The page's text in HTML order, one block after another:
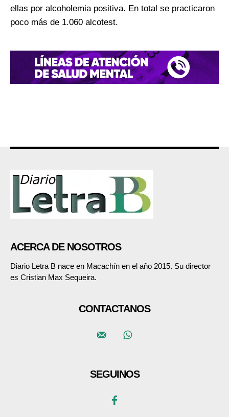
ellas por alcoholemia positiva. En total se practicaron
poco más de 1.060 alcotest.
ACERCA DE NOSOTROS
Diario Letra B nace en Macachín en el año 2015. Su director
es Cristian Max Sequeira.
CONTACTANOS
SEGUINOS